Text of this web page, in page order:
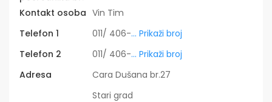
Kontakt osoba Vin Tim
Telefon 1
011/ 406-... Prikaži broj
Telefon 2
011/ 406-... Prikaži broj
Adresa
Cara Dušana br.27
Stari grad